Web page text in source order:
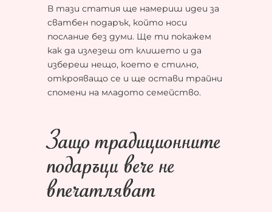
В тази статия ще намериш идеи за
сватбен подарък, който носи
послание без думи. Ще ти покажем
как да излезеш от клишето и да
избереш нещо, което е стилно,
открояващо се и ще остави трайни
спомени на младото семейство.
Защо традиционните
подаръци вече не
впечатляват